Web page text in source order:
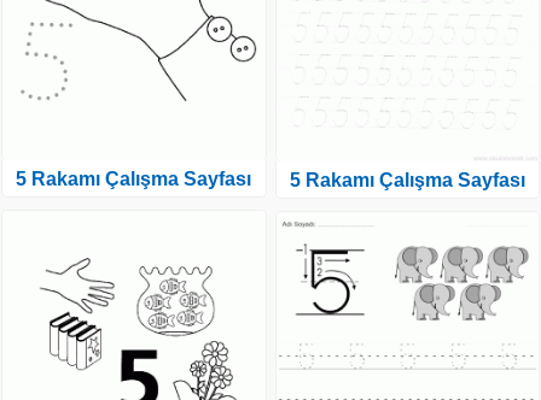
5 Rakamı Çalışma Sayfası 5 Rakamı Çalışma Sayfası